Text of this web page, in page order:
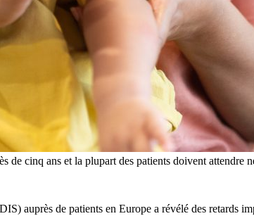
de cinq ans et la plupart des patients doivent
auprès de patients en Europe a révélé des retards